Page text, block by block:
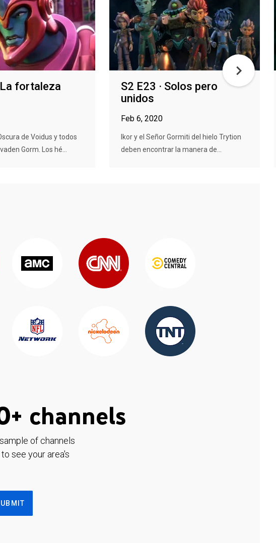
La fortaleza
de Voidus y todos
Gorm. Los hé...
S2 E23 · Solos pero
unidos
Feb 6, 2020
Ikor y el Señor Gormiti del hielo Trytion
deben encontrar la manera de...
channels
of channels
see your area's